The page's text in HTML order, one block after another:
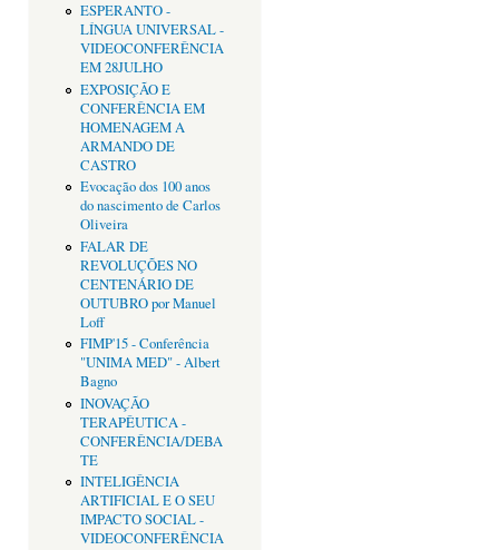
ESPERANTO -
LÍNGUA UNIVERSAL -
VIDEOCONFERÊNCIA
EM 28JULHO
EXPOSIÇÃO E
CONFERÊNCIA EM
HOMENAGEM A
ARMANDO DE
CASTRO
Evocação dos 100 anos
do nascimento de Carlos
Oliveira
FALAR DE
REVOLUÇÕES NO
CENTENÁRIO DE
OUTUBRO por Manuel
Loff
FIMP'15 - Conferência
"UNIMA MED" - Albert
Bagno
INOVAÇÃO
TERAPÊUTICA -
CONFERÊNCIA/DEBA
TE
INTELIGÊNCIA
ARTIFICIAL E O SEU
IMPACTO SOCIAL -
VIDEOCONFERÊNCIA